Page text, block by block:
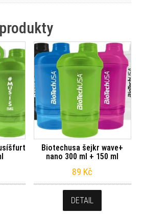
Biotechusa šejkr wave+
nano 300 ml + 150 ml
89 Kč
DETAIL